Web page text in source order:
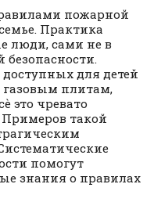
пожарной
Практика
люди, сами не в
для детей
газовым плитам,
это чревато
такой
помогут
знания о правилах